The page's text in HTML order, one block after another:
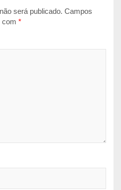
será publicado. Campos
com *